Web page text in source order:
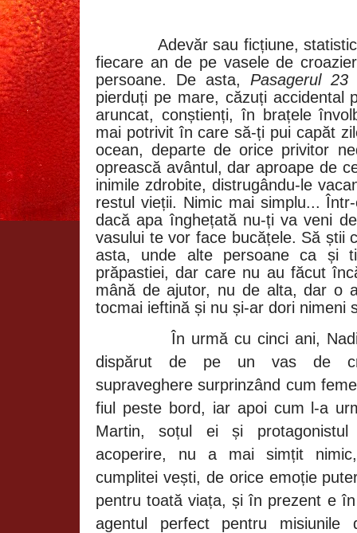
Adevăr sau ficțiune,
fiecare an de pe vasele de
persoane. De asta, Pasagerul 23
pierduți pe mare, căzuți accidental
aruncat, conștienți, în brațele
mai potrivit în care să-ți pui capăt
ocean, departe de orice privitor
oprească avântul, dar aproape de
inimile zdrobite, distrugându-le
restul vieții. Nimic mai simplu...
dacă apa înghețată nu-ți va veni
vasului te vor face bucățele. Să știi
asta, unde alte persoane ca și
prăpastiei, dar care nu au făcut
mână de ajutor, nu de alta, dar o
tocmai ieftină și nu și-ar dori nimeni
În urmă cu cinci ani,
dispărut de pe un vas de
supraveghere surprinzând cum
fiul peste bord, iar apoi cum l-a
Martin, soțul ei și protagonistul
acoperire, nu a mai simțit
cumplitei vești, de orice emoție
pentru toată viața, și în prezent e
agentul perfect pentru